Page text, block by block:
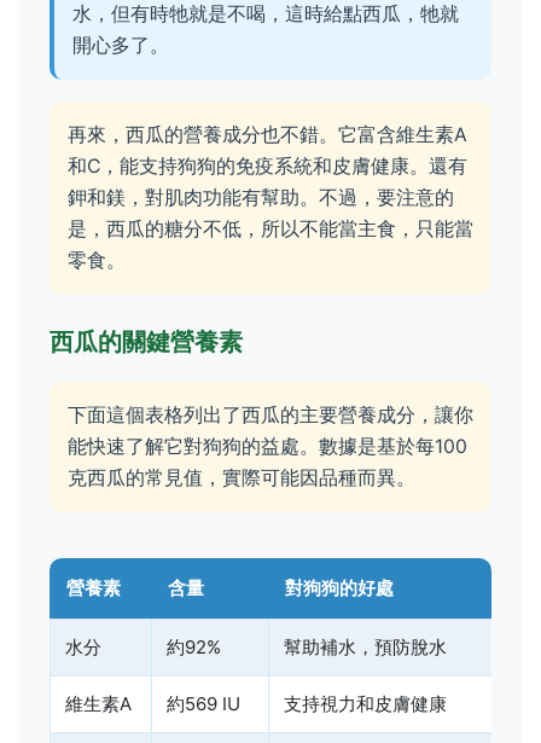
水，但有時牠就是不喝，這時給點西瓜，牠就
開心多了。
再來，西瓜的營養成分也不錯。它富含維生素A
和C，能支持狗狗的免疫系統和皮膚健康。還有
鉀和鎂，對肌肉功能有幫助。不過，要注意的
是，西瓜的糖分不低，所以不能當主食，只能當
零食。
西瓜的關鍵營養素
下面這個表格列出了西瓜的主要營養成分，讓你
能快速了解它對狗狗的益處。數據是基於每100
克西瓜的常見值，實際可能因品種而異。
營養素 含量 對狗狗的好處
水分 約92% 幫助補水，預防脫水
維生素A 約569 IU 支持視力和皮膚健康